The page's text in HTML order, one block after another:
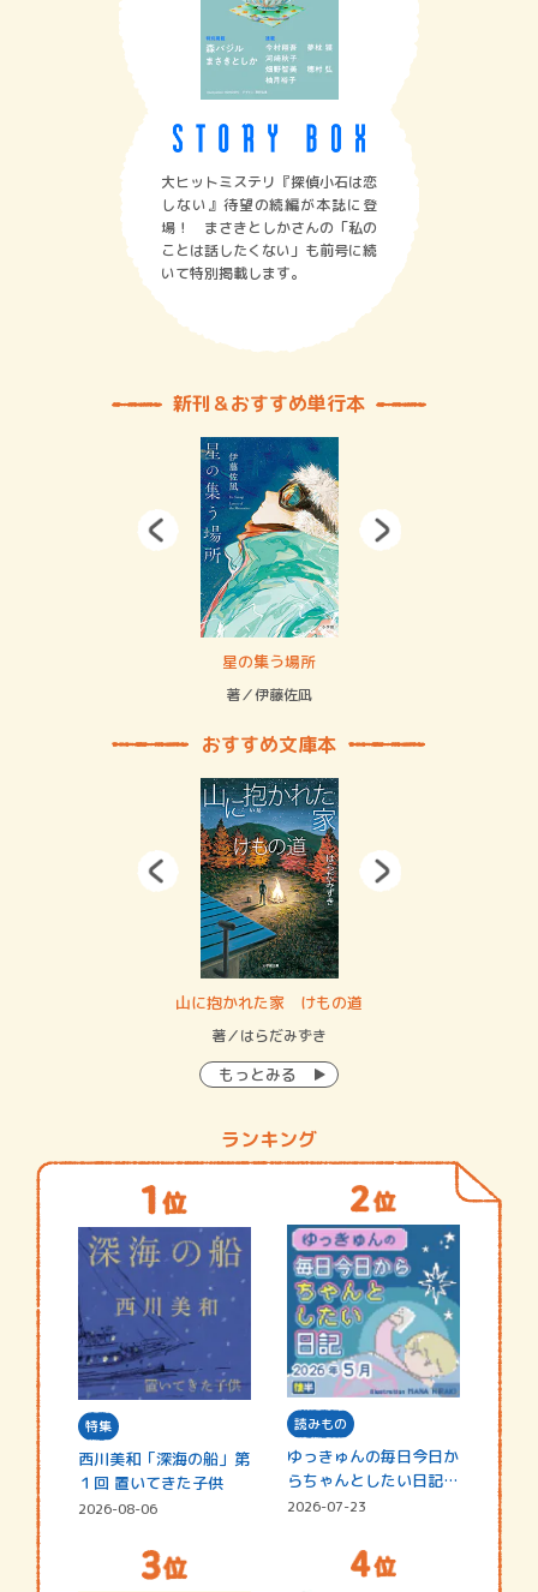
大ヒットミステリ『探偵小石は恋
しない』待望の続編が本誌に登
場！ まさきとしかさんの「私の
ことは話したくない」も前号に続
いて特別掲載します。
新刊＆おすすめ単行本
星の集う場所
著／伊藤佐凪
おすすめ文庫本
山に抱かれた家 けもの道
著／はらだみずき
もっとみる
ランキング
特集
西川美和「深海の船」第
１回 置いてきた子供
2026-08-06
読みもの
ゆっきゅんの毎日今日か
らちゃんとしたい日記
☆202…
2026-07-23